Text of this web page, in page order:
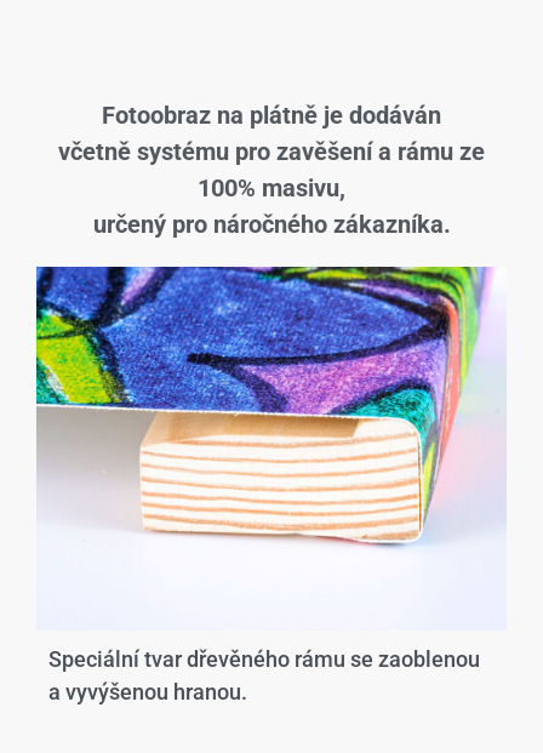
Fotoobraz na plátně je dodáván
včetně systému pro zavěšení a rámu ze
100% masivu,
určený pro náročného zákazníka.
Speciální tvar dřevěného rámu se zaoblenou
a vyvýšenou hranou.​